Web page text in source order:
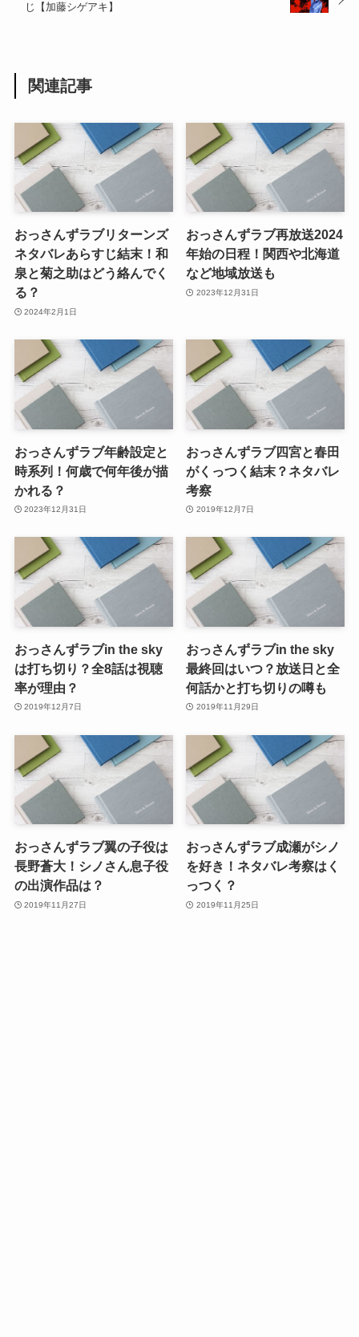
じ【加藤シゲアキ】
関連記事
おっさんずラブリターンズ
ネタバレあらすじ結末！和
泉と菊之助はどう絡んでく
る？
2024年2月1日
おっさんずラブ再放送2024
年始の日程！関西や北海道
など地域放送も
2023年12月31日
おっさんずラブ年齢設定と
時系列！何歳で何年後が描
かれる？
2023年12月31日
おっさんずラブ四宮と春田
がくっつく結末？ネタバレ
考察
2019年12月7日
おっさんずラブin the sky
は打ち切り？全8話は視聴
率が理由？
2019年12月7日
おっさんずラブin the sky
最終回はいつ？放送日と全
何話かと打ち切りの噂も
2019年11月29日
おっさんずラブ翼の子役は
長野蒼大！シノさん息子役
の出演作品は？
2019年11月27日
おっさんずラブ成瀬がシノ
を好き！ネタバレ考察はく
っつく？
2019年11月25日